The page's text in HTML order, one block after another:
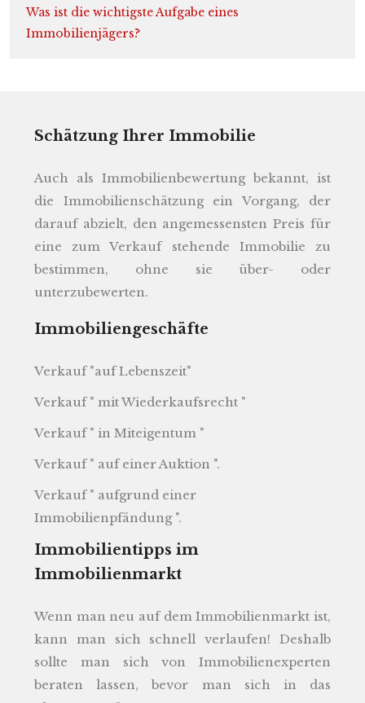
Was ist die wichtigste Aufgabe eines
Immobilienjägers?
Schätzung Ihrer Immobilie
Auch als Immobilienbewertung bekannt, ist
die Immobilienschätzung ein Vorgang, der
darauf abzielt, den angemessensten Preis für
eine zum Verkauf stehende Immobilie zu
bestimmen, ohne sie über- oder
unterzubewerten.
Immobiliengeschäfte
Verkauf "auf Lebenszeit"
Verkauf " mit Wiederkaufsrecht "
Verkauf " in Miteigentum "
Verkauf " auf einer Auktion ".
Verkauf " aufgrund einer
Immobilienpfändung ".
Immobilientipps im
Immobilienmarkt
Wenn man neu auf dem Immobilienmarkt ist,
kann man sich schnell verlaufen! Deshalb
sollte man sich von Immobilienexperten
beraten lassen, bevor man sich in das